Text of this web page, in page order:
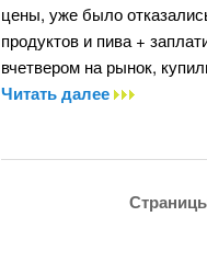
цены, уже было
продуктов и пива +
вчетвером на рынок,
Читать далее